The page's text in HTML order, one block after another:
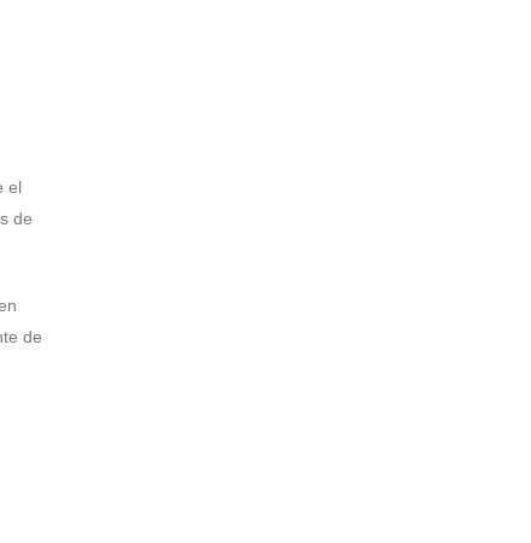
el
de
de